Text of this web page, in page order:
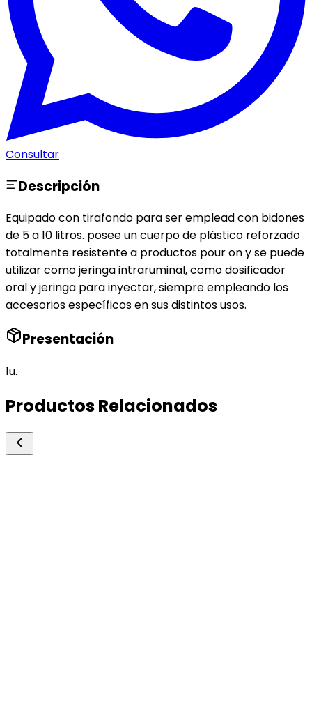
Consultar
Descripción
Equipado con tirafondo para ser emplead con bidones
de 5 a 10 litros. posee un cuerpo de plástico reforzado
totalmente resistente a productos pour on y se puede
utilizar como jeringa intraruminal, como dosificador
oral y jeringa para inyectar, siempre empleando los
accesorios específicos en sus distintos usos.
Presentación
1u.
Productos Relacionados